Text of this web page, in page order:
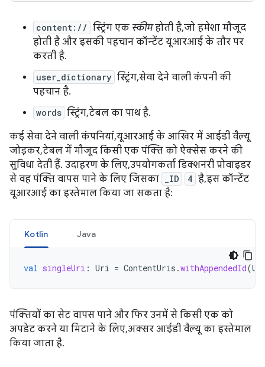
content:// स्ट्रिंग एक स्कीमहोती है, जो हमेशा मौजूद
होती है और इसकी पहचान कॉन्टेंट यूआरआई के तौर पर
करती है.
user_dictionary स्ट्रिंग, सेवा देने वाली कंपनी की
पहचान है.
words स्ट्रिंग, टेबल का पाथ है.
कई सेवा देने वाली कंपनियां, यूआरआई के आखिर में आईडी वैल्यू
जोड़कर, टेबल में मौजूद किसी एक पंक्ति को ऐक्सेस करने की
सुविधा देती हैं. उदाहरण के लिए, उपयोगकर्ता डिक्शनरी प्रोवाइडर
से वह पंक्ति वापस पाने के लिए जिसका
_ID 4 है, इस कॉन्टेंट
यूआरआई का इस्तेमाल किया जा सकता है:
Kotlin Java
val singleUri : Uri = ContentUris .withAppendedId(
पंक्तियों का सेट वापस पाने और फिर उनमें से किसी एक को
अपडेट करने या मिटाने के लिए, अक्सर आईडी वैल्यू का इस्तेमाल
किया जाता है.